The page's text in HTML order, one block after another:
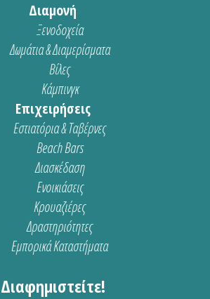
Διαμονή
Ξενοδοχεία
Δωμάτια & Διαμερίσματα
Βίλες
Κάμπινγκ
Επιχειρήσεις
Εστιατόρια & Ταβέρνες
Beach Bars
Διασκέδαση
Ενοικιάσεις
Κρουαζιέρες
Δραστηριότητες
Εμπορικά Καταστήματα
Διαφημιστείτε!